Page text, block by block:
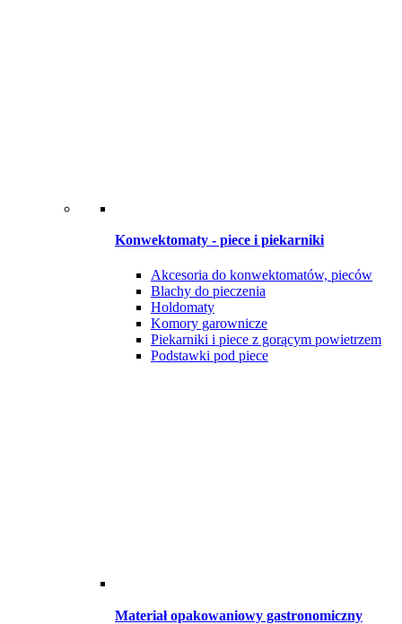
Konwektomaty - piece i piekarniki
Akcesoria do konwektomatów, pieców
Blachy do pieczenia
Holdomaty
Komory garownicze
Piekarniki i piece z gorącym powietrzem
Podstawki pod piece
Materiał opakowaniowy gastronomiczny